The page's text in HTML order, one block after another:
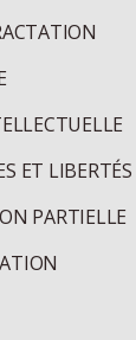
ET LIBERTÉS
PARTIELLE